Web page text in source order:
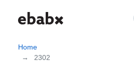
Home
2302